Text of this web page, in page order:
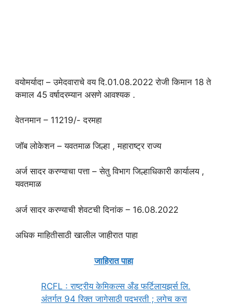
वयोमर्यादा – उमेदवाराचे वय दि.01.08.2022 रोजी किमान 18 ते
कमाल 45 वर्षादरम्यान असणे आवश्यक .
वेतनमान – 11219/- दरमहा
जॉब लोकेशन – यवतमाळ जिल्हा , महाराष्ट्र राज्य
अर्ज सादर करण्याचा पत्ता – सेतु विभाग जिल्हाधिकारी कार्यालय ,
यवतमाळ
अर्ज सादर करण्याची शेवटची दिनांक – 16.08.2022
अधिक माहितीसाठी खालील जाहीरात पाहा
जाहिरात पाहा
RCFL : राष्ट्रीय केमिकल्स अँड फर्टिलायझर्स लि.
अंतर्गत 94 रिक्त जागेसाठी पदभरती ; लगेच करा